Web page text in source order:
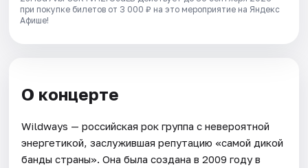
при покупке билетов от 3 000 ₽ на это мероприятие на Яндекс
Афише!
О концерте
Wildways — российская рок группа с невероятной
энергетикой, заслужившая репутацию «самой дикой
банды страны». Она была создана в 2009 году в